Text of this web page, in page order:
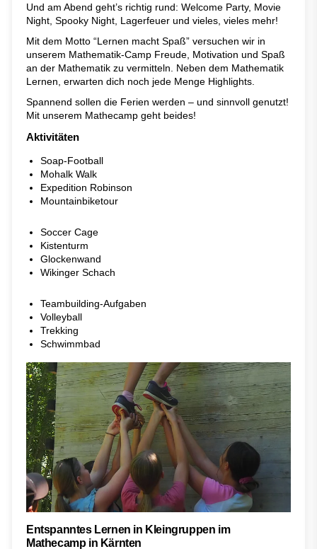
Und am Abend geht’s richtig rund: Welcome Party, Movie
Night, Spooky Night, Lagerfeuer und vieles, vieles mehr!
Mit dem Motto “Lernen macht Spaß” versuchen wir in
unserem Mathematik-Camp Freude, Motivation und Spaß
an der Mathematik zu vermitteln. Neben dem Mathematik
Lernen, erwarten dich noch jede Menge Highlights.
Spannend sollen die Ferien werden – und sinnvoll genutzt!
Mit unserem Mathecamp geht beides!
Aktivitäten
Soap-Football
Mohalk Walk
Expedition Robinson
Mountainbiketour
Soccer Cage
Kistenturm
Glockenwand
Wikinger Schach
Teambuilding-Aufgaben
Volleyball
Trekking
Schwimmbad
Entspanntes Lernen in Kleingruppen im
Mathecamp in Kärnten